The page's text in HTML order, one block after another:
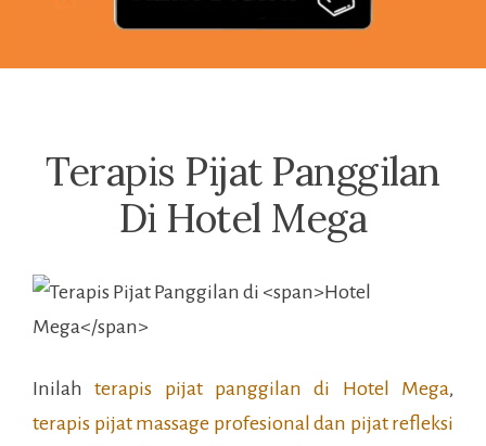
Terapis Pijat Panggilan
Di Hotel Mega
Inilahterapis pijat panggilan di Hotel Mega,
terapis pijat massage profesional dan pijat refleksi